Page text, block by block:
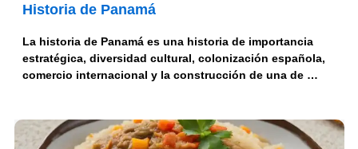
Historia de Panamá
La historia de Panamá es una historia de importancia
estratégica, diversidad cultural, colonización española,
comercio internacional y la construcción de una de …